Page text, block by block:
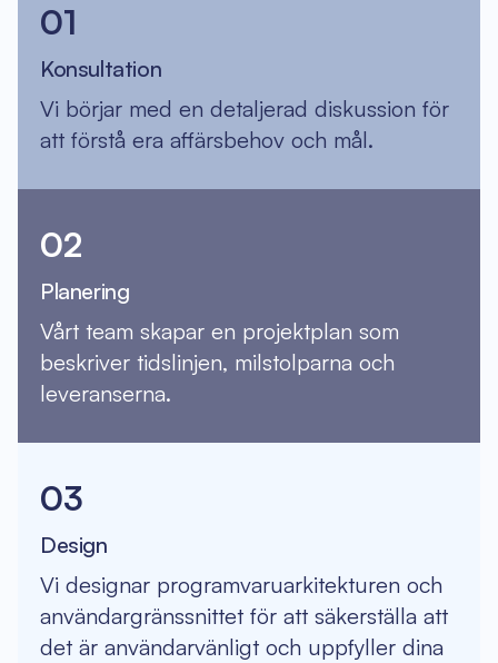
01
Konsultation
Vi börjar med en detaljerad diskussion för
att förstå era affärsbehov och mål.
02
Planering
Vårt team skapar en projektplan som
beskriver tidslinjen, milstolparna och
leveranserna.
03
Design
Vi designar programvaruarkitekturen och
användargränssnittet för att säkerställa att
det är användarvänligt och uppfyller dina